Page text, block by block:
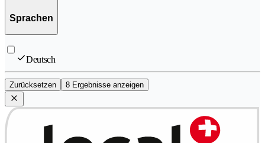
Sprachen
Deutsch
Zurücksetzen 8 Ergebnisse anzeigen